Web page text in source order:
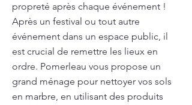
propreté après chaque événement !
Après un festival ou tout autre
événement dans un espace public, il
est crucial de remettre les lieux en
ordre. Pomerleau vous propose un
grand ménage pour nettoyer vos sols
en marbre, en utilisant des produits